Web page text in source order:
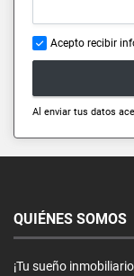
Acepto recibir
Al enviar tus datos
QUIÉNES SOMOS
¡Tu sueño